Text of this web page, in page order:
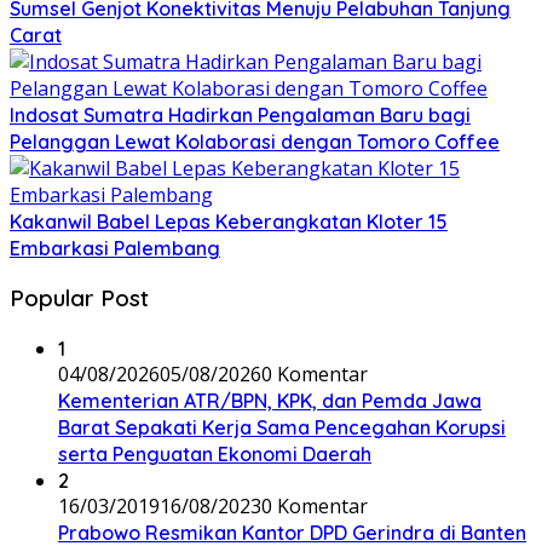
Sumsel Genjot Konektivitas Menuju Pelabuhan Tanjung
Carat
Indosat Sumatra Hadirkan Pengalaman Baru bagi
Pelanggan Lewat Kolaborasi dengan Tomoro Coffee
Kakanwil Babel Lepas Keberangkatan Kloter 15
Embarkasi Palembang
Popular Post
1
04/08/202605/08/20260 Komentar
Kementerian ATR/BPN, KPK, dan Pemda Jawa
Barat Sepakati Kerja Sama Pencegahan Korupsi
serta Penguatan Ekonomi Daerah
2
16/03/201916/08/20230 Komentar
Prabowo Resmikan Kantor DPD Gerindra di Banten